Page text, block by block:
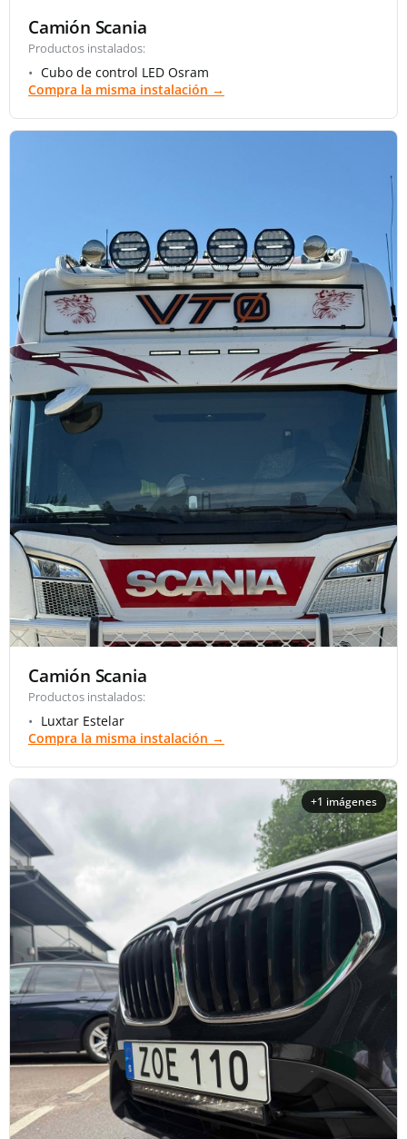
Camión Scania
Productos instalados:
Cubo de control LED Osram
Compra la misma instalación →
Camión Scania
Productos instalados:
Luxtar Estelar
Compra la misma instalación →
+1 imágenes